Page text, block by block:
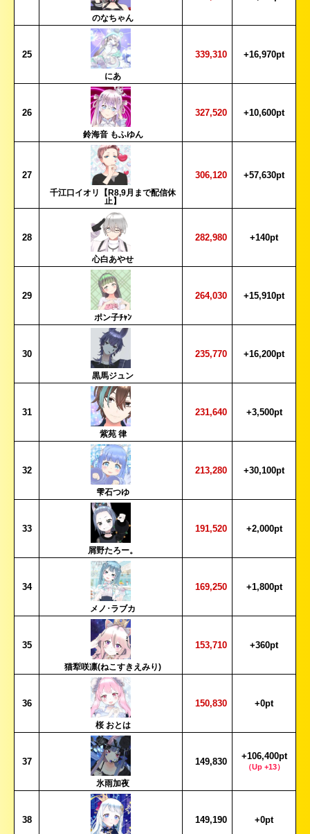
のなちゃん
25
にあ
339,310 +16,970pt
26
鈴海音 もふゆん
327,520 +10,600pt
27
千江口イオリ【R8,9月まで配信休
止】
306,120 +57,630pt
28
心白あやせ
282,980 +140pt
29
ポン子ﾁｬﾝ
264,030 +15,910pt
30
黒馬ジュン
235,770 +16,200pt
31
紫苑 律
231,640 +3,500pt
32
雫石つゆ
213,280 +30,100pt
33
屑野たろー。
191,520 +2,000pt
34
メノ･ラブカ
169,250 +1,800pt
35
猫犁咲凛(ねこすきえみり)
153,710 +360pt
36
桜 おとは
150,830 +0pt
37
氷雨加夜
149,830
+106,400pt
（Up +13）
38 149,190 +0pt